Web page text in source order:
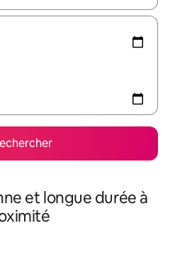
et longue durée à